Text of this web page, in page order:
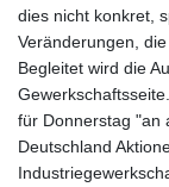
dies nicht konkret,
Veränderungen,
Begleitet wird die
für Donnerstag "an
Deutschland